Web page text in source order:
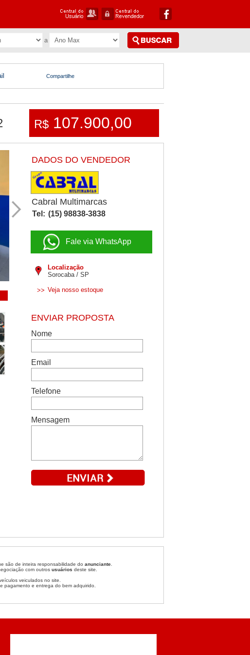
Compartilhe
R$ 107.900,00
DADOS DO VENDEDOR
Cabral Multimarcas
Tel: (15) 98838-3838
Fale via WhatsApp
Localização
Sorocaba / SP
>> Veja nosso estoque
são de inteira responsabilidade do anunciante
com outros usuários deste site.
veiculados no site.
pagamento e entrega do bem adquirido.